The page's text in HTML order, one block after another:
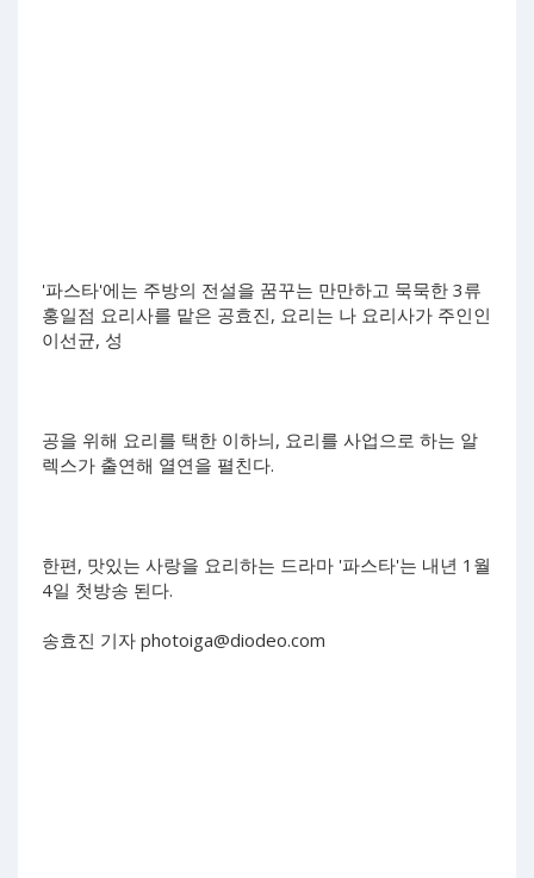
'파스타'에는 주방의 전설을 꿈꾸는 만만하고 묵묵한 3류
홍일점 요리사를 맡은 공효진, 요리는 나 요리사가 주인인
이선균, 성
공을 위해 요리를 택한 이하늬, 요리를 사업으로 하는 알
렉스가 출연해 열연을 펼친다.
한편, 맛있는 사랑을 요리하는 드라마 '파스타'는 내년 1월
4일 첫방송 된다.
송효진 기자 photoiga@diodeo.com